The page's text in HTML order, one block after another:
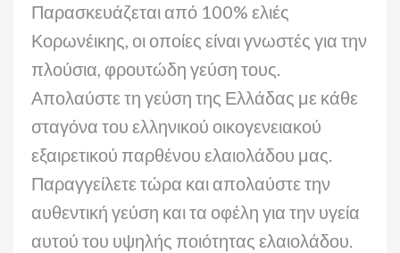
Παρασκευάζεται από 100% ελιές
Κορωνέικης, οι οποίες είναι γνωστές για την
πλούσια, φρουτώδη γεύση τους.
Απολαύστε τη γεύση της Ελλάδας με κάθε
σταγόνα του ελληνικού οικογενειακού
εξαιρετικού παρθένου ελαιολάδου μας.
Παραγγείλετε τώρα και απολαύστε την
αυθεντική γεύση και τα οφέλη για την υγεία
αυτού του υψηλής ποιότητας ελαιολάδου.